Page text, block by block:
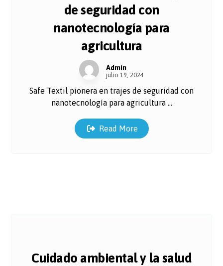
de seguridad con
nanotecnología para
agricultura
Admin
julio 19, 2024
Safe Textil pionera en trajes de seguridad con
nanotecnología para agricultura ...
Read More
Cuidado ambiental y la salud